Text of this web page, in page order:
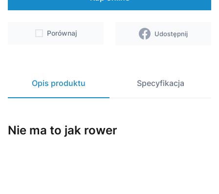
Porównaj Udostępnij
Opis produktu Specyfikacja
Nie ma to jak rower